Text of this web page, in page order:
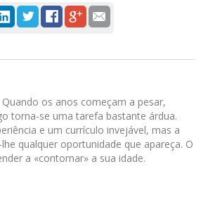
Quando os anos começam a pesar,
torna-se uma tarefa bastante árdua.
e um currículo invejável, mas a
qualquer oportunidade que apareça. O
a «contornar» a sua idade.